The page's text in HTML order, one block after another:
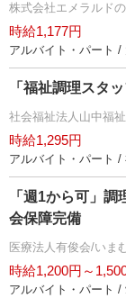
株式会社エメラルド
時給1,177円
アルバイト・パート /
「福祉調理スタ
社会福祉法人山中福
時給1,295円
アルバイト・パート /
「週1から可」
会保障完備
医療法人有俊会/いま
時給1,200円～
アルバイト・パート /